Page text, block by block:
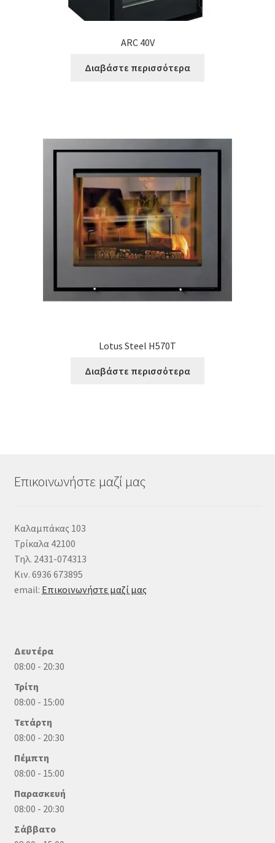
ARC 40V
Διαβάστε περισσότερα
Lotus Steel H570T
Διαβάστε περισσότερα
Επικοινωνήστε μαζί μας
Καλαμπάκας 103
Τρίκαλα 42100
Τηλ. 2431-074313
Κιν. 6936 673895
email: Επικοινωνήστε μαζί μας
Δευτέρα
08:00 - 20:30
Τρίτη
08:00 - 15:00
Τετάρτη
08:00 - 20:30
Πέμπτη
08:00 - 15:00
Παρασκευή
08:00 - 20:30
Σάββατο